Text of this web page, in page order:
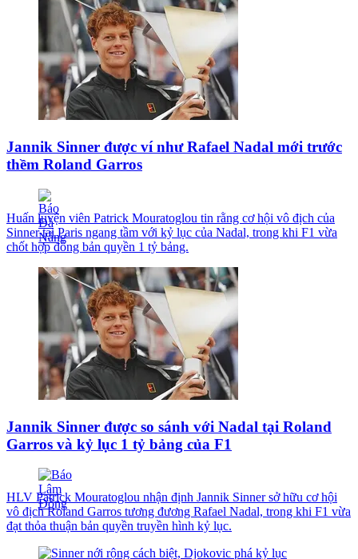
Jannik Sinner được ví như Rafael Nadal mới trước
thềm Roland Garros
Huấn luyện viên Patrick Mouratoglou tin rằng cơ hội vô địch của
Sinner tại Paris ngang tầm với kỷ lục của Nadal, trong khi F1 vừa
chốt hợp đồng bản quyền 1 tỷ bảng.
Jannik Sinner được so sánh với Nadal tại Roland
Garros và kỷ lục 1 tỷ bảng của F1
HLV Patrick Mouratoglou nhận định Jannik Sinner sở hữu cơ hội
vô địch Roland Garros tương đương Rafael Nadal, trong khi F1 vừa
đạt thỏa thuận bản quyền truyền hình kỷ lục.